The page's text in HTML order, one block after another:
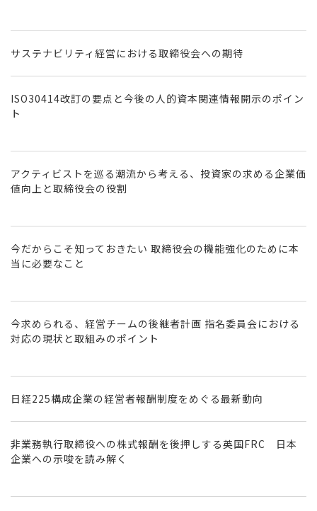
サステナビリティ経営における取締役会への期待
ISO30414改訂の要点と今後の人的資本関連情報開示のポイン
ト
アクティビストを巡る潮流から考える、投資家の求める企業価
値向上と取締役会の役割
今だからこそ知っておきたい 取締役会の機能強化のために本
当に必要なこと
今求められる、経営チームの後継者計画 指名委員会における
対応の現状と取組みのポイント
日経225構成企業の経営者報酬制度をめぐる最新動向
非業務執行取締役への株式報酬を後押しする英国FRC 日本
企業への示唆を読み解く